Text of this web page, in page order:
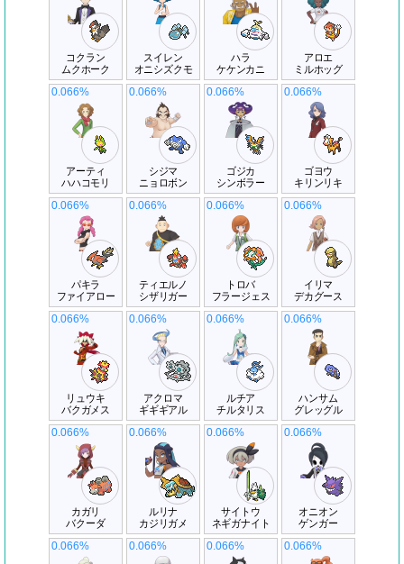
コクラン
ムクホーク
スイレン
オニシズクモ
ハラ
ケケンカニ
アロエ
ミルホッグ
アーティ
ハハコモリ
0.066%
シジマ
ニョロボン
0.066%
ゴジカ
シンボラー
0.066%
ゴヨウ
キリンリキ
0.066%
パキラ
ファイアロー
0.066%
ティエルノ
シザリガー
0.066%
トロバ
フラージェス
0.066%
イリマ
デカグース
0.066%
リュウキ
バクガメス
0.066%
アクロマ
ギギギアル
0.066%
ルチア
チルタリス
0.066%
ハンサム
グレッグル
0.066%
カガリ
バクーダ
0.066%
ルリナ
カジリガメ
0.066%
サイトウ
ネギガナイト
0.066%
オニオン
ゲンガー
0.066%
0.066% 0.066% 0.066% 0.066%